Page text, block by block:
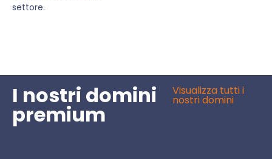
settore.
I nostri domini
premium
Visualizza tutti i
nostri domini